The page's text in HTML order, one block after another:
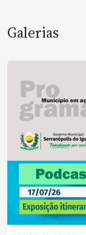
Galerias